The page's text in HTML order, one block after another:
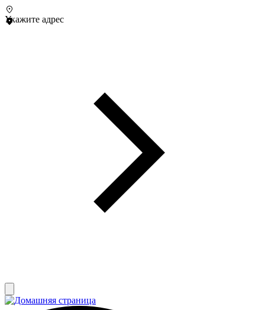
Укажите адрес